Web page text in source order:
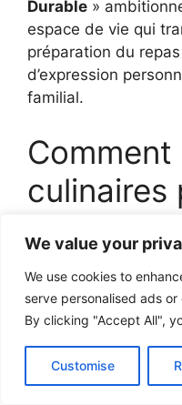
We value your
We use cookies to
serve personalised ads
By clicking "Accept All",
Customise
Durable »
espace de vie qui
préparation du
d’expression
familial.
culinaires
incarnent-
fusion
italienne
durable ?
Il serait trop